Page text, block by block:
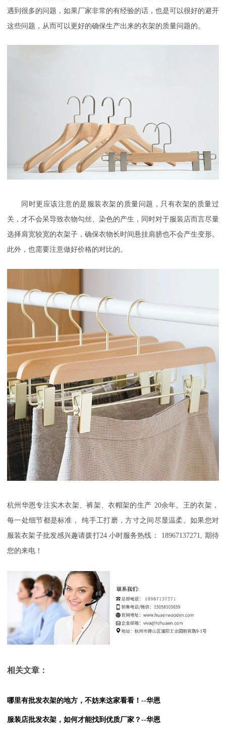
遇到很多的问题，如果厂家非常的有经验的话，也是可以很好的避开
这些问题，从而可以更好的确保生产出来的衣架的质量问题的。
同时更应该注意的是服装衣架的质量问题，只有衣架的质量过
关，才不会呆导致衣物勾丝、染色的产生，同时对于服装店而言尽量
选择肩宽较宽的衣架子，确保衣物长时间悬挂肩膀也不会产生变形。
此外，也需要注意做好价格的对比的。
杭州华恩专注实木衣架、裤架 、衣帽架的生产 20余年。 王的衣架，
每一处细节都是标准 ， 纯手工打磨，方寸之间尽显温柔 。如果您对
服装衣架子批发感兴趣请拨打24 小时服务热线： 18967137271,
期待
您的来电！
相关文章：
哪里有批发衣架的地方，不妨来这家看看！--华恩
服装店批发衣架，如何才能找到优质厂家？--华恩